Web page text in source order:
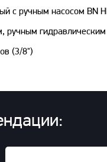
с ручным насосом BN
ручным
(3/8")